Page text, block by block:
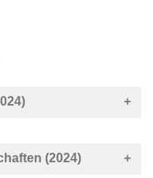
(2024)